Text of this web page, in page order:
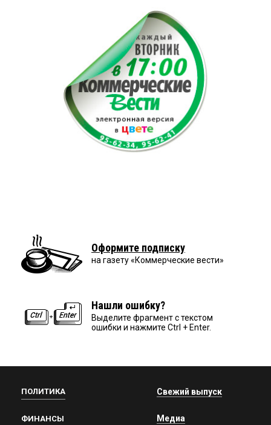
Оформите подписку
на газету «Коммерческие вести»
Нашли ошибку?
Выделите фрагмент с текстом
ошибки и нажмите Ctrl + Enter.
ПОЛИТИКА
ФИНАНСЫ
Свежий выпуск
Медиа